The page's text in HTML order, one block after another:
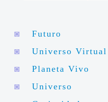
◙
Futuro
◙
Universo Virtual
◙
Planeta Vivo
◙
Universo